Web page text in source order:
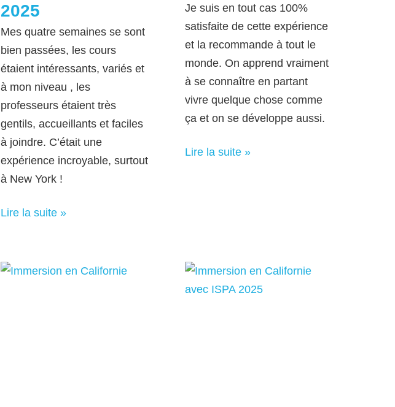
2025
Mes quatre semaines se sont
bien passées, les cours
étaient intéressants, variés et
à mon niveau , les
professeurs étaient très
gentils, accueillants et faciles
à joindre. C’était une
expérience incroyable, surtout
à New York !
Lire la suite »
Je suis en tout cas 100%
satisfaite de cette expérience
et la recommande à tout le
monde. On apprend vraiment
à se connaître en partant
vivre quelque chose comme
ça et on se développe aussi.
Lire la suite »